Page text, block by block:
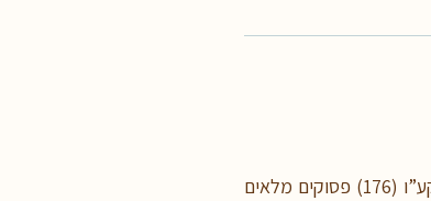
פרשת נָשֹׂא היא הפרשה הכי ארוכה בכל התורה ונקראת תמיד בסמיכות לחג השבועות וזמן קבלת התורה. יש בה קע”ו (176) פסוקים מלאים